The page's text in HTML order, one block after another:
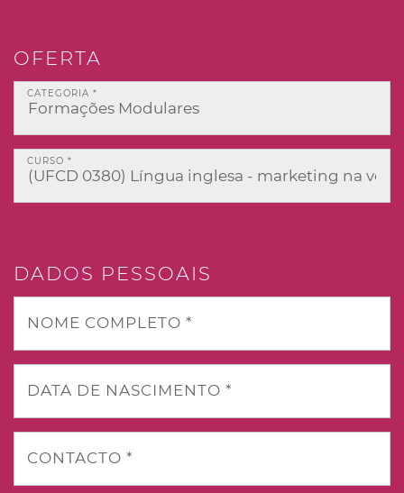
OFERTA
CATEGORIA *
CURSO *
DADOS PESSOAIS
NOME COMPLETO *
DATA DE NASCIMENTO *
CONTACTO *